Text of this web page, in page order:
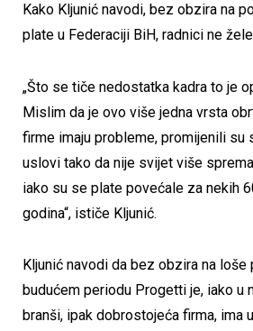
Kako Kljunić navodi, bez obzira na
plate u Federaciji BiH, radnici ne
„Što se tiče nedostatka kadra to je
Mislim da je ovo više jedna vrsta
firme imaju probleme, promijenili su
uslovi tako da nije svijet više
iako su se plate povećale za nekih
godina“, ističe Kljunić.
Kljunić navodi da bez obzira na loše
budućem periodu Progetti je, iako u
branši, ipak dobrostojeća firma, ima